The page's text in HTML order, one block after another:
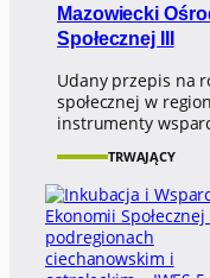
Mazowiecki
Społecznej III
Udany przepis na
społecznej w
instrumenty
TRWAJĄCY